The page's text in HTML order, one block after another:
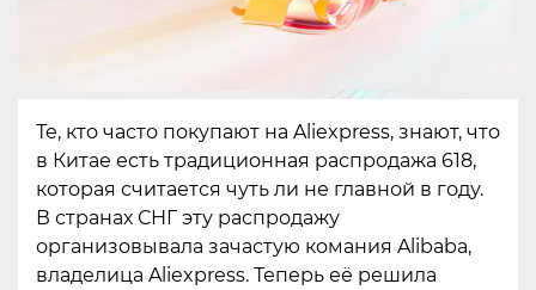
Те, кто часто покупают на Aliexpress, знают, что
в Китае есть традиционная распродажа 618,
которая считается чуть ли не главной в году.
В странах СНГ эту распродажу
организовывала зачастую комания Alibaba,
владелица Aliexpress. Теперь её решила